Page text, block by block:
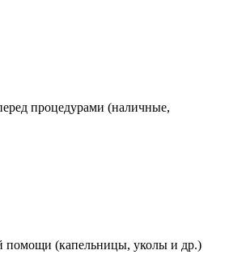
процедурами (наличные,
помощи (капельницы, уколы и др.)